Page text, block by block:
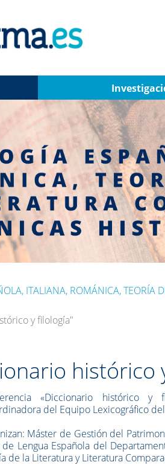
ITALIANA, ROMÁNICA, TEORÍA
y filología"
histórico
«Diccionario histórico y
del Equipo Lexicográfico
Máster de Gestión del
Lengua Española del
de la Literatura y Literatura